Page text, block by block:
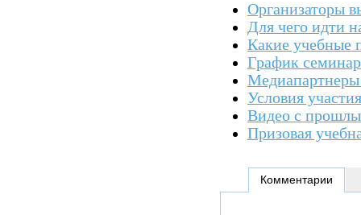
Организаторы
Для чего идти
Какие учебные
График
Медиапартнеры
Условия
Видео с
Призовая
Комментарии